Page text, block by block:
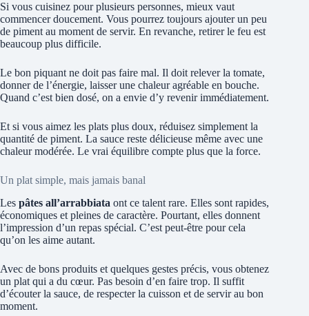
Si vous cuisinez pour plusieurs personnes, mieux vaut
commencer doucement. Vous pourrez toujours ajouter un peu
de piment au moment de servir. En revanche, retirer le feu est
beaucoup plus difficile.
Le bon piquant ne doit pas faire mal. Il doit relever la tomate,
donner de l’énergie, laisser une chaleur agréable en bouche.
Quand c’est bien dosé, on a envie d’y revenir immédiatement.
Et si vous aimez les plats plus doux, réduisez simplement la
quantité de piment. La sauce reste délicieuse même avec une
chaleur modérée. Le vrai équilibre compte plus que la force.
Un plat simple, mais jamais banal
Les pâtes all’arrabbiata ont ce talent rare. Elles sont rapides,
économiques et pleines de caractère. Pourtant, elles donnent
l’impression d’un repas spécial. C’est peut-être pour cela
qu’on les aime autant.
Avec de bons produits et quelques gestes précis, vous obtenez
un plat qui a du cœur. Pas besoin d’en faire trop. Il suffit
d’écouter la sauce, de respecter la cuisson et de servir au bon
moment.